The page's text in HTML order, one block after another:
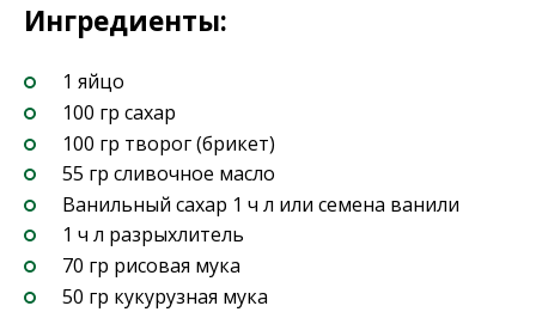
Ингредиенты:
1 яйцо
100 гр сахар
100 гр творог (брикет)
55 гр сливочное масло
Ванильный сахар 1 ч л или семена ванили
1 ч л разрыхлитель
70 гр рисовая мука
50 гр кукурузная мука